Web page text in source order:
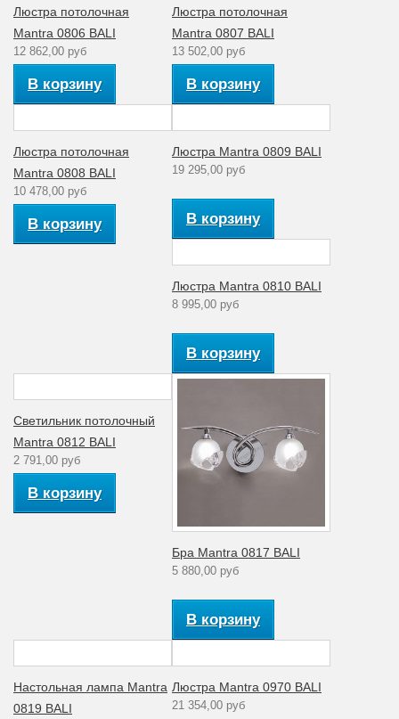
Рабочее
220
Аналог лампе
(Вт)
4
Материал
плафона
Коллекция
Люстра потолочная
Mantra 0806 BALI
12 862,00 руб
В корзину
Люстра потолочная
Mantra 0807 BALI
13 502,00 руб
В корзину
Люстра потолочная
Mantra 0808 BALI
10 478,00 руб
В корзину
Люстра Mantra 0809 BALI
19 295,00 руб
В корзину
Люстра Mantra 0810 BALI
8 995,00 руб
В корзину
Светильник потолочный
Mantra 0812 BALI
2 791,00 руб
В корзину
Бра Mantra 0817 BALI
5 880,00 руб
В корзину
Настольная лампа Mantra
0819 BALI
Люстра Mantra 0970 BALI
21 354,00 руб